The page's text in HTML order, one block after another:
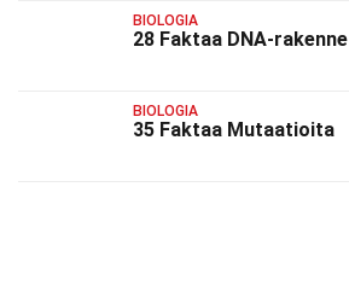
BIOLOGIA
28 Faktaa DNA-rakenne
BIOLOGIA
35 Faktaa Mutaatioita